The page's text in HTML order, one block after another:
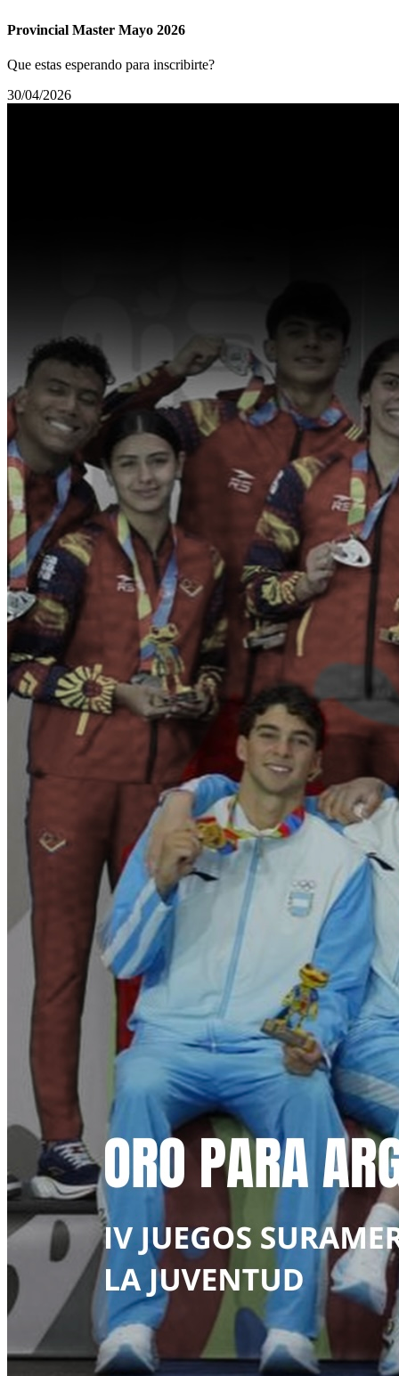
Provincial Master Mayo 2026
Que estas esperando para inscribirte?
30/04/2026